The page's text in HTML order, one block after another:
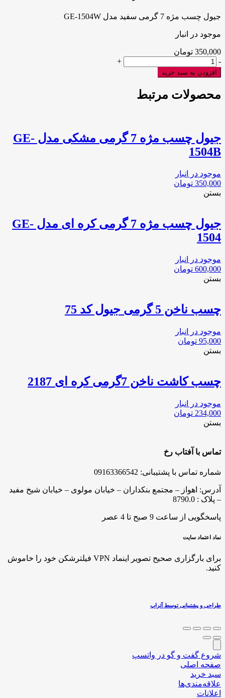
جیول چسب مژه 7 گرمی سفید مدل GE-1504W
موجود در انبار
350,000 تومان
جیول
چسب
مژه
گرمی
1504W
عدد
-
+
افزودن به سبد خرید
محصولات مرتبط
جیول چسب مژه 7 گرمی مشکی مدل GE-
1504B
موجود در انبار
350,000 تومان
بستن
جیول چسب مژه 7 گرمی کره ای مدل GE-
1504
موجود در انبار
600,000 تومان
بستن
چسب ناخن 5 گرمی جیول کد 75
موجود در انبار
95,000 تومان
بستن
چسب کاشت ناخن 7گرمی کره ای 2187
موجود در انبار
234,000 تومان
بستن
تماس با آفتاب رخ
شماره تماس با پشتیبانی: 09163366542
آدرس: اهواز – مجتمع بنکداران – خیابان مولوی – خیابان شیخ مفید
– پلاک : 8790.0
پاسخگویی از ساعت 9 صبح تا 4 عصر
نماد اعتماد سایت
برای بارگزاری صحیح تصویر اینماد VPN فیلترشکن خود را خاموش
کنید.
طراحی و پشتیبانی توسط آتراپ
شروع گفت و گو در واتسپ
صفحه اصلی
سبد خرید
علاقه‌مندی‌ها
اعلانات